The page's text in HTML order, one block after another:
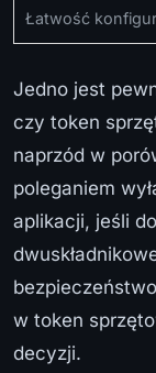
Łatwość
Jedno jest
czy token
naprzód w
poleganiem
aplikacji, jeśli
w token
decyzji.